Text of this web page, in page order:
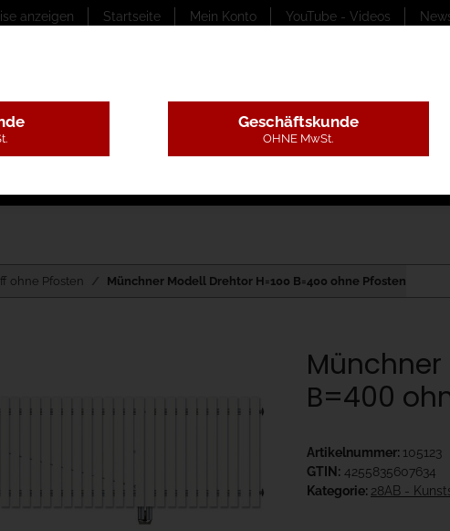
anzeigen Startseite Mein Konto YouTube - Videos
ohne Pfosten Münchner Modell Drehtor H=100 B=400 ohne Pfosten
Münchner
B=400
Artikelnummer: 105123
GTIN: 4255835607634
Kategorie: 28AB -
Geschäftskunde
OHNE MwSt.